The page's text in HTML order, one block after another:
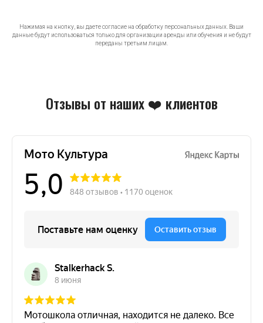
Нажимая на кнопку, вы даете согласие на обработку персональных данных. Ваши
данные будут использоваться только для организации аренды или обучения и не будут
переданы третьим лицам.
Отзывы от наших ❤️ клиентов